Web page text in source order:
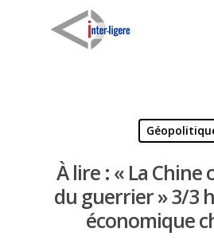
À lire : « La Chine
du guerrier » 3/3
économique